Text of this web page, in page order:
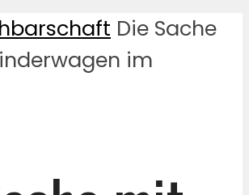
Die Sache
im